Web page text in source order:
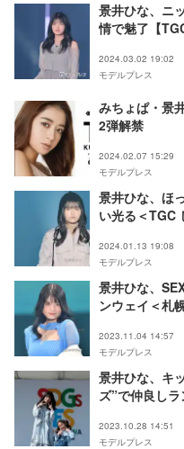
景井ひな、ニ
情で魅了【
2024.03.02 19:02
モデルプレス
みちょぱ・景
2弾解禁
2024.02.07 15:29
モデルプレス
景井ひな、ほ
い光る＜TGC
2024.01.13 19:08
モデルプレス
景井ひな、
ンウェイ＜札
2023.11.04 14:57
モデルプレス
景井ひな、キ
ズ”で仲良し
2023.10.28 14:51
モデルプレス